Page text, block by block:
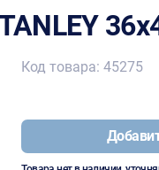
Код товара: 45275